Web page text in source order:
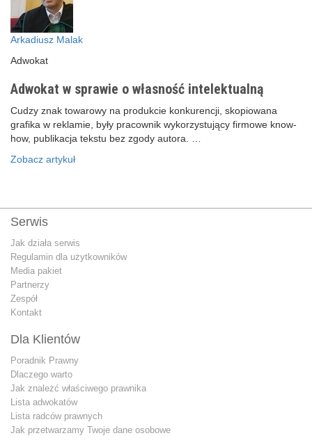
Arkadiusz Malak
Adwokat
Adwokat w sprawie o własność intelektualną
Cudzy znak towarowy na produkcie konkurencji, skopiowana
grafika w reklamie, były pracownik wykorzystujący firmowe know-
how, publikacja tekstu bez zgody autora. …
Zobacz artykuł
Serwis
Jak działa serwis
Regulamin dla użytkowników
Media pakiet
Partnerzy
Zespół
Kontakt
Dla Klientów
Poradnik Prawny
Dlaczego warto
Jak znależć właściwego prawnika
Lista adwokatów
Lista radców prawnych
Jak przetwarzamy Twoje dane osobowe